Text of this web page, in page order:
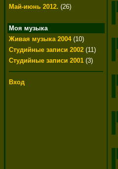
Май-июнь 2012. (26)
Моя музыка
Живая музыка 2004(10)
Студийные записи 2002 (11)
Студийные записи 2001 (3)
Вход